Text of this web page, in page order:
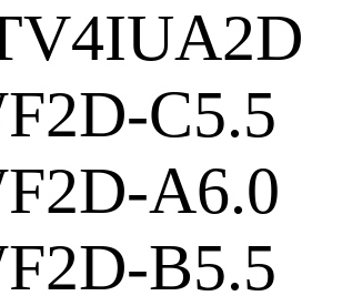
C5.5
A6.0
B5.5